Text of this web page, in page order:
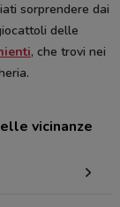
sorprendere dai
delle
, che trovi nei
vicinanze